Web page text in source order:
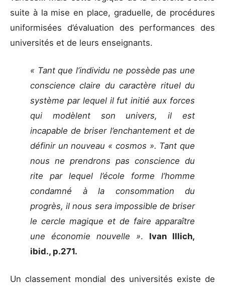
suite à la mise en place, graduelle, de procédures
uniformisées d’évaluation des performances des
universités et de leurs enseignants.
« Tant que l’individu ne possède pas une
conscience claire du caractère rituel du
système par lequel il fut initié aux forces
qui modèlent son univers, il est
incapable de briser l’enchantement et de
définir un nouveau « cosmos ». Tant que
nous ne prendrons pas conscience du
rite par lequel l’école forme l’homme
condamné à la consommation du
progrès, il nous sera impossible de briser
le cercle magique et de faire apparaître
une économie nouvelle ». Ivan Illich,
ibid., p.271.
Un classement mondial des universités existe de